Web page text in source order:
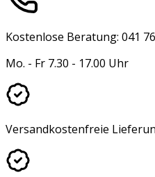
Kostenlose Beratung: 041
Mo. - Fr 7.30 - 17.00 Uhr
Versandkostenfreie